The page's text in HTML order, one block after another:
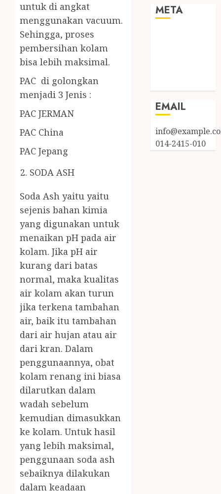
untuk di angkat
menggunakan vacuum.
Sehingga, proses
pembersihan kolam
bisa lebih maksimal.
PAC di golongkan
menjadi 3 Jenis :
PAC JERMAN
PAC China
PAC Jepang
SODA ASH
Soda Ash yaitu yaitu
sejenis bahan kimia
yang digunakan untuk
menaikan pH pada air
kolam. Jika pH air
kurang dari batas
normal, maka kualitas
air kolam akan turun
jika terkena tambahan
air, baik itu tambahan
dari air hujan atau air
dari kran. Dalam
penggunaannya, obat
kolam renang ini biasa
dilarutkan dalam
wadah sebelum
kemudian dimasukkan
ke kolam. Untuk hasil
yang lebih maksimal,
penggunaan soda ash
sebaiknya dilakukan
dalam keadaan
META
EMAIL
014-2415-010